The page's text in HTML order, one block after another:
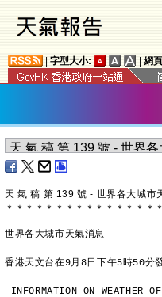
字型大小: 網
天 氣 稿 第 139 號 - 世界各大城市
＊ ＊ ＊ ＊ ＊ ＊ ＊ ＊ ＊ ＊ ＊ ＊ ＊ ＊ ＊ ＊
世界各大城市天氣消息
香港天文台在9月8日下午5時50分
INFORMATION ON WEATHER